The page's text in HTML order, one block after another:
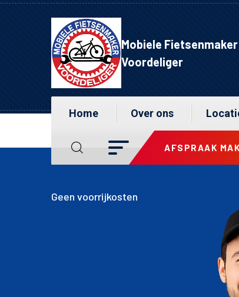
Mobiele Fietsenmaker
Voordeliger
Home Over ons
AFSPRAAK
🚲
Geen voorrijkosten